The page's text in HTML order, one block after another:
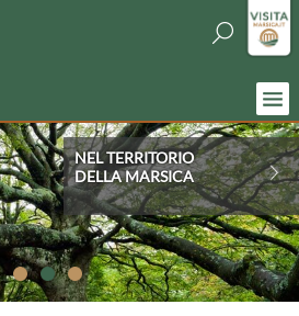
NEL TERRITORIO
DELLA MARSICA